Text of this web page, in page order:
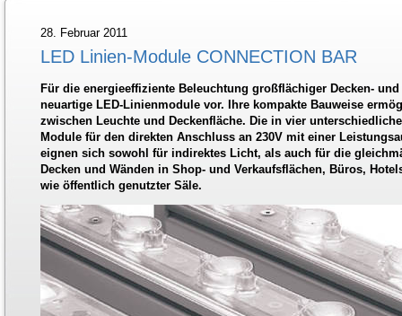
28. Februar 2011
LED Linien-Module CONNECTION BAR
Für die energieeffiziente Beleuchtung großflächiger Decken-
neuartige LED-Linienmodule vor. Ihre kompakte Bauweise
zwischen Leuchte und Deckenfläche. Die in vier
Module für den direkten Anschluss an 230V mit einer
eignen sich sowohl für indirektes Licht, als auch für die
Decken und Wänden in Shop- und Verkaufsflächen, Büros,
wie öffentlich genutzter Säle.